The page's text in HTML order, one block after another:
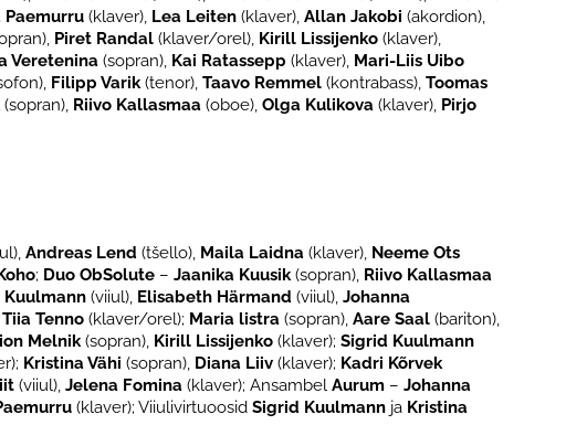
Paemurru (klaver), Lea Leiten (klaver), Allan Jakobi (akordion),
Piret Randal (klaver/orel), Kirill Lissijenko (klaver),
Veretenina (sopran), Kai Ratassepp (klaver), Mari-Liis Uibo
Filipp Varik(tenor), Taavo Remmel (kontrabass), Toomas
(sopran), Riivo Kallasmaa (oboe), Olga Kulikova (klaver), Pirjo
Andreas Lend (tšello), Maila Laidna (klaver), Neeme Ots
; Duo ObSolute – Jaanika Kuusik(sopran), Riivo Kallasmaa
(viiul), Elisabeth Härmand (viiul), Johanna
Tiia Tenno (klaver/orel); Maria listra (sopran), Aare Saal (bariton),
Melnik(sopran), Kirill Lissijenko (klaver); Sigrid Kuulmann
Kristina Vähi (sopran), Diana Liiv (klaver); Kadri Kõrvek
(viiul), Jelena Fomina (klaver); Ansambel Aurum – Johanna
(klaver); Viiulivirtuoosid Sigrid Kuulmann ja Kristina